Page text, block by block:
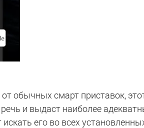
обычных смарт приставок,
и выдаст наиболее
его во всех